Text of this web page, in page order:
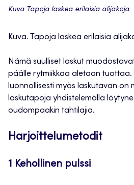
Kuva Tapoja laskea erilaisia alijakoja
Kuva. Tapoja laskea erilaisia
Nämä suulliset laskut
päälle rytmiikkaa aletaan tuottaa.
luonnollisesti myös laskutavan on
laskutapoja yhdistelemällä
oudompaakin tahtilajia.
Harjoittelumetodit
1 Kehollinen pulssi